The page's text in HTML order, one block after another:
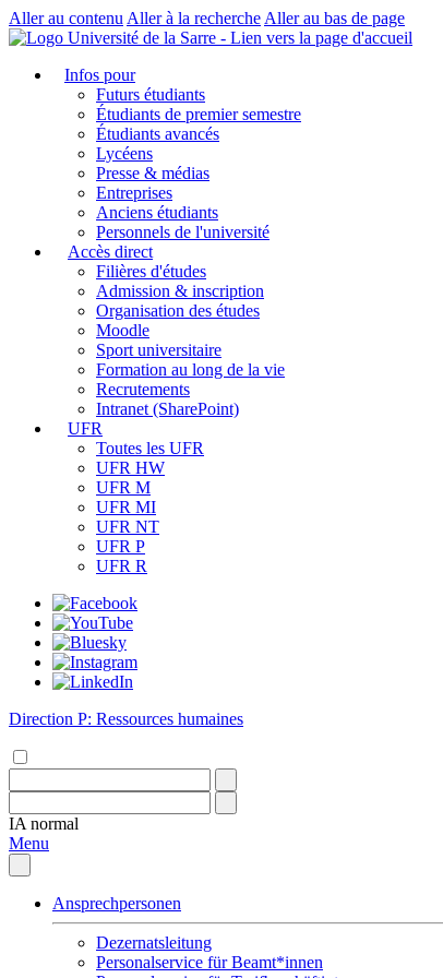
Aller au contenu Aller à la recherche Aller au bas de page
Infos pour
Futurs étudiants
Étudiants de premier semestre
Étudiants avancés
Lycéens
Presse & médias
Entreprises
Anciens étudiants
Personnels de l'université
Accès direct
Filières d'études
Admission & inscription
Organisation des études
Moodle
Sport universitaire
Formation au long de la vie
Recrutements
Intranet (SharePoint)
UFR
Toutes les UFR
UFR HW
UFR M
UFR MI
UFR NT
UFR P
UFR R
Direction P: Ressources humaines
IA normal
Menu
Ansprechpersonen
Dezernatsleitung
Personalservice für Beamt*innen